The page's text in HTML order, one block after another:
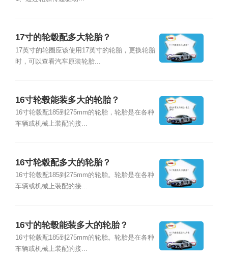
17寸的轮毂配多大轮胎？
17英寸的轮圈应该使用17英寸的轮胎，更换轮胎
时，可以查看汽车原装轮胎...
16寸轮毂能装多大的轮胎？
16寸轮毂配185到275mm的轮胎，轮胎是在各种
车辆或机械上装配的接...
16寸轮毂配多大的轮胎？
16寸轮毂配185到275mm的轮胎。轮胎是在各种
车辆或机械上装配的接...
16寸的轮毂能装多大的轮胎？
16寸轮毂配185到275mm的轮胎。轮胎是在各种
车辆或机械上装配的接...